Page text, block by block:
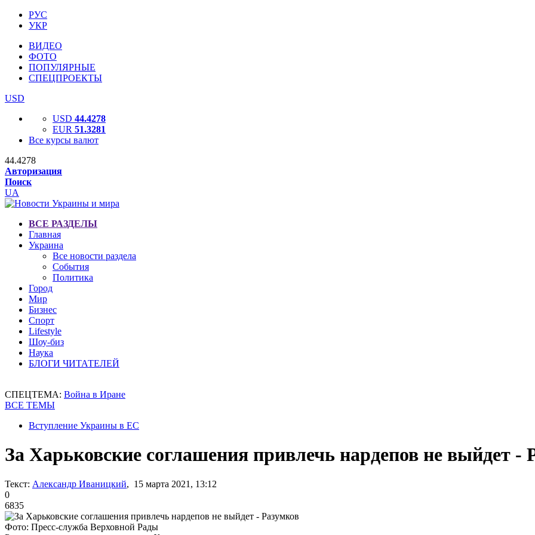
РУС
УКР
ВИДЕО
ФОТО
ПОПУЛЯРНЫЕ
СПЕЦПРОЕКТЫ
USD
USD 44.4278
EUR 51.3281
Все курсы валют
44.4278
Авторизация
Поиск
UA
ВСЕ РАЗДЕЛЫ
Главная
Украина
Все новости раздела
События
Политика
Город
Мир
Бизнес
Спорт
Lifestyle
Шоу-биз
Наука
БЛОГИ ЧИТАТЕЛЕЙ
СПЕЦТЕМА: Война в Иране
ВСЕ ТЕМЫ
Вступление Украины в ЕС
За Харьковские соглашения привлечь нардепов не выйдет -
Текст: Александр Иваницкий, 15 марта 2021, 13:12
0
6835
Фото: Пресс-служба Верховной Рады